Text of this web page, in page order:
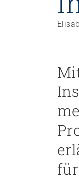
Personal
Sicherheit
Finanzierung
Angebote
Nachhaltigkeit
Einkauf
Berufliche